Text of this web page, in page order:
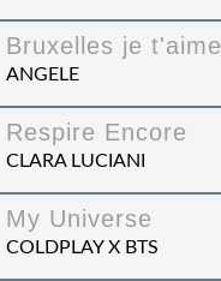
Bruxelles je t'aime
ANGELE
Respire Encore
CLARA LUCIANI
My Universe
COLDPLAY X BTS